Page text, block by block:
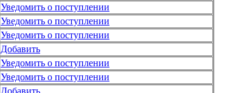
Уведомить о поступлении
Уведомить о поступлении
Уведомить о поступлении
Добавить
Уведомить о поступлении
Уведомить о поступлении
Добавить